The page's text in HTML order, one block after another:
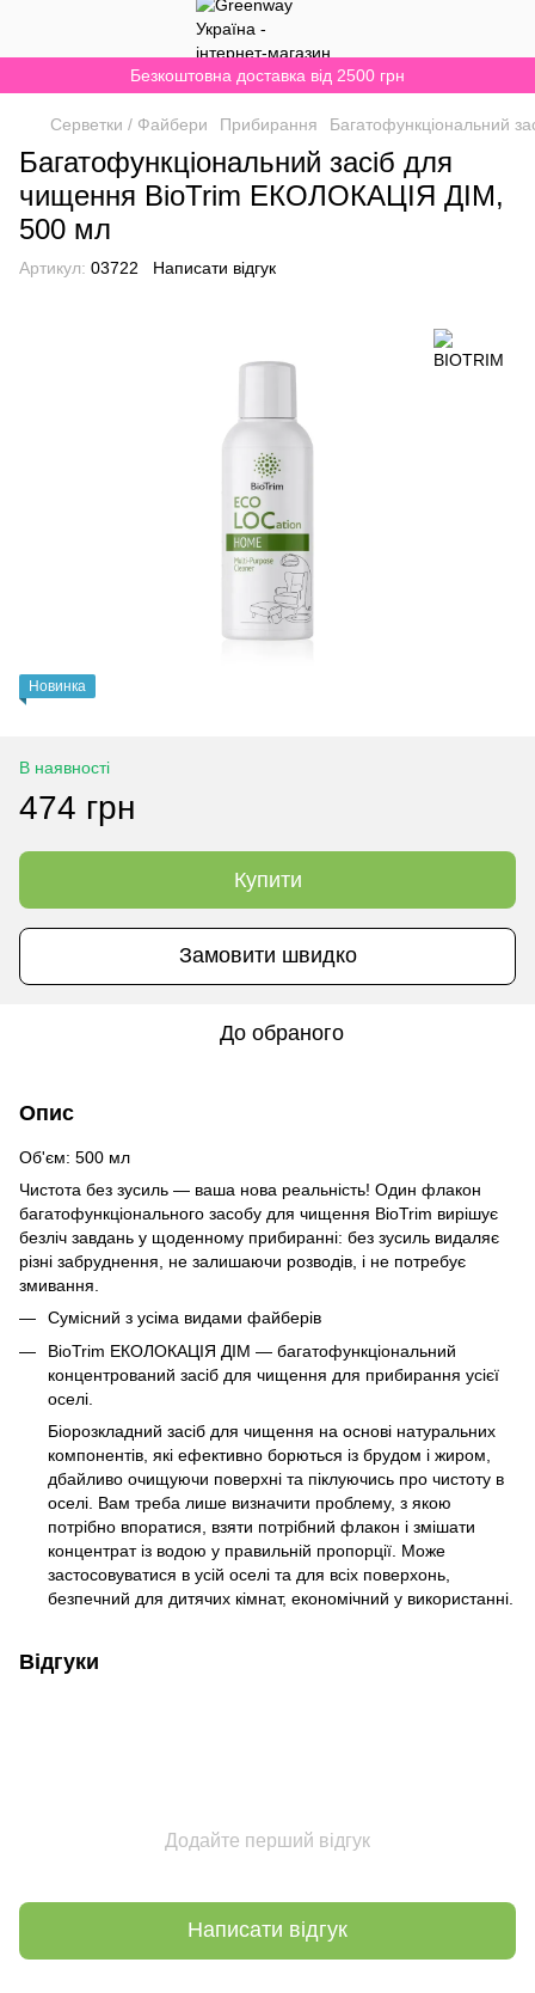
Безкоштовна доставка від 2500 грн
Серветки / Файбери Прибирання Багатофункціональний
Багатофункціональний засіб для
чищення BioTrim ЕКОЛОКАЦІЯ ДІМ,
500 мл
Артикул: 03722 Написати відгук
Новинка
В наявності
474 грн
Купити
Замовити швидко
До обраного
Опис
Об'єм: 500 мл
Чистота без зусиль — ваша нова реальність! Один флакон
багатофункціонального засобу для чищення BioTrim вирішує
безліч завдань у щоденному прибиранні: без зусиль видаляє
різні забруднення, не залишаючи розводів, і не потребує
змивання.
Сумісний з усіма видами файберів
BioTrim ЕКОЛОКАЦІЯ ДІМ — багатофункціональний
концентрований засіб для чищення для прибирання усієї
оселі.
Біорозкладний засіб для чищення на основі натуральних
компонентів, які ефективно борються із брудом і жиром,
дбайливо очищуючи поверхні та піклуючись про чистоту в
оселі. Вам треба лише визначити проблему, з якою
потрібно впоратися, взяти потрібний флакон і змішати
концентрат із водою у правильній пропорції. Може
застосовуватися в усій оселі та для всіх поверхонь,
безпечний для дитячих кімнат, економічний у використанні.
Відгуки
Додайте перший відгук
Написати відгук